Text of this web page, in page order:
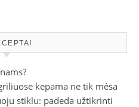
kepama ne tik mėsa
stiklu: padeda užtikrinti